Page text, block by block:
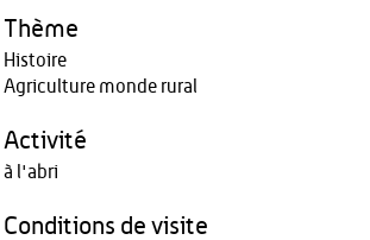
Thème
Histoire
Agriculture monde rural
Activité
à l'abri
Conditions de visite